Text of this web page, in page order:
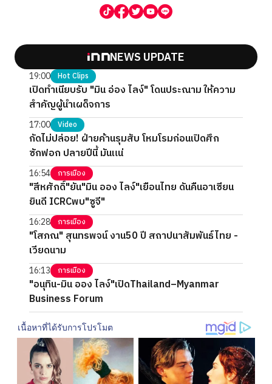
NEWS UPDATE
19:00 Hot Clips
เปิดทำเนียบรับ "มิน อ่อง ไลง์" โดนประณาม ให้ความ
สำคัญผู้นำเผด็จการ
17:00 Video
กัดไม่ปล่อย! ฝ่ายค้านรุมสับ โหมโรมก่อนเปิดศึก
ซักฟอก ปลายปีนี้ มันแน่
16:54 การเมือง
"สีหศักดิ์"ยัน"มิน ออง ไลง์"เยือนไทย ดันคืนอาเซียน
ยินดี ICRCพบ"ซูจี"
16:28 การเมือง
"โสภณ" สุนทรพจน์ งาน50 ปี สถาปนาสัมพันธ์ไทย -
เวียดนาม
16:13 การเมือง
"อนุทิน-มิน ออง ไลง์"เปิดThailand–Myanmar
Business Forum